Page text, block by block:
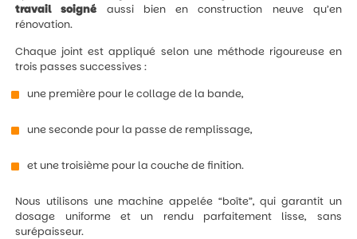
travail
soigné aussi bien en construction neuve qu’en
rénovation.
Chaque joint est appliqué selon une méthode rigoureuse en
trois passes successives :
une première pour le collage de la bande,
une seconde pour la passe de remplissage,
et une troisième pour la couche de finition.
Nous utilisons une machine appelée “boîte”, qui garantit un
dosage uniforme et un rendu parfaitement lisse, sans
surépaisseur.